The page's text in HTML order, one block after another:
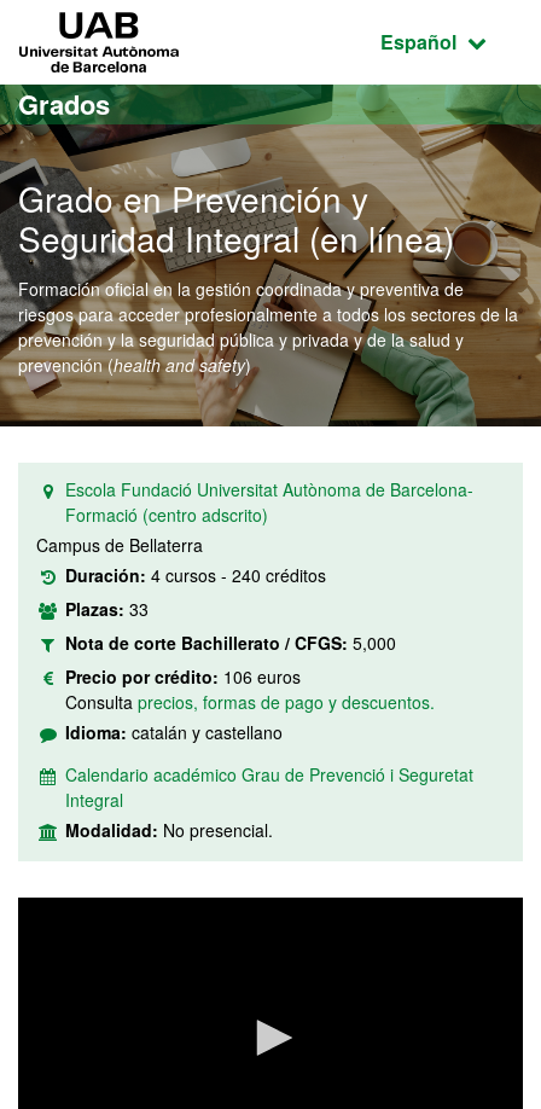
Acceso al contenido principal
Acceso a la navegación de la página
Idioma
Español
Grados
Grado en Prevención y
Seguridad Integral (en línea)
Formación oficial en la gestión coordinada y preventiva de
riesgos para acceder profesionalmente a todos los sectores de la
prevención y la seguridad pública y privada y de la salud y
prevención (health and safety)
Escola Fundació Universitat Autònoma de Barcelona-
Formació (centro adscrito)
Campus de Bellaterra
Duración: 4 cursos - 240 créditos
Plazas: 33
Nota de corte Bachillerato / CFGS: 5,000
Precio por crédito: 106 euros
Consulta precios, formas de pago y descuentos.
Idioma: catalán y castellano
Calendario académico Grau de Prevenció i Seguretat
Integral
Modalidad: No presencial.